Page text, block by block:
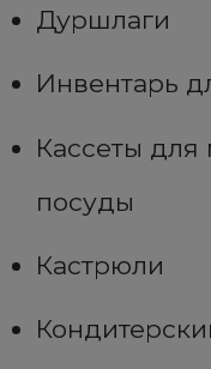
Дуршлаги
Инвентарь
Кассеты
посуды
Кастрюли